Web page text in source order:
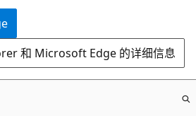
和 Microsoft Edge 的详细信息